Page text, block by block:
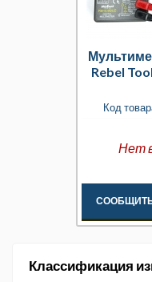
Rebel
Код
Нет
Классификация